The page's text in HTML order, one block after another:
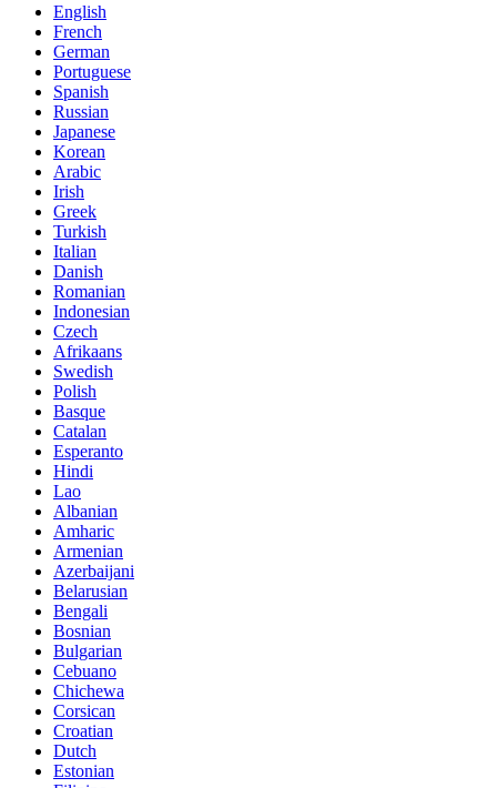
English
French
German
Portuguese
Spanish
Russian
Japanese
Korean
Arabic
Irish
Greek
Turkish
Italian
Danish
Romanian
Indonesian
Czech
Afrikaans
Swedish
Polish
Basque
Catalan
Esperanto
Hindi
Lao
Albanian
Amharic
Armenian
Azerbaijani
Belarusian
Bengali
Bosnian
Bulgarian
Cebuano
Chichewa
Corsican
Croatian
Dutch
Estonian